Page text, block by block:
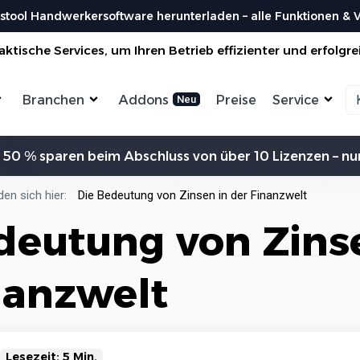
Handwerkersoftware herunterladen – alle Funktionen &
Services, um Ihren Betrieb effizienter und
Aufträge verwalten
Bestellungen
Überischtlichen Projekten
Trockenbauer
Enegrieberater
Hausverwalter
Büroservice
Gebäudereinigung
Branchen Addons Preise Service
Magazin
Bei uns findest du spannendes Blogartikel
vieles mehr ...
Lexikon
Bei uns im Lexikon findest du zu allen
Fachbegriffen die passende ...
Roadmap & Ideen
Nutzen
% sparen beim Abschluss von über 10 Lizenzen –
sich hier: Die Bedeutung von Zinsen in der Finanzwelt
von
Lesezeit: 5 Min.